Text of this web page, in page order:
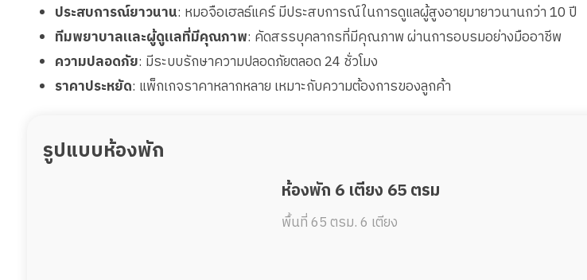
ประสบการณ์ยาวนาน: หมอจือเฮลธ์แคร์ มีประสบการณ์ในการดูแลผู้สูงอายุมายาวนานกว่า 10 ปี
ทีมพยาบาลและผู้ดูแลที่มีคุณภาพ: คัดสรรบุคลากรที่มีคุณภาพ ผ่านการอบรมอย่างมืออาชีพ
ความปลอดภัย: มีระบบรักษาความปลอดภัยตลอด 24 ชั่วโมง
ราคาประหยัด: แพ็กเกจราคาหลากหลาย เหมาะกับความต้องการของลูกค้า
รูปแบบห้องพัก
ห้องพัก 6 เตียง 65 ตรม
พื้นที่ 65 ตรม.6 เตียง